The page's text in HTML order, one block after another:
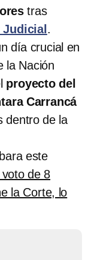
tras
.
día crucial en
la Nación
proyecto del
Carrancá
dentro de la
este
de 8
la Corte, lo